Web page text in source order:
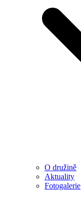
O družině
Aktuality
Fotogalerie